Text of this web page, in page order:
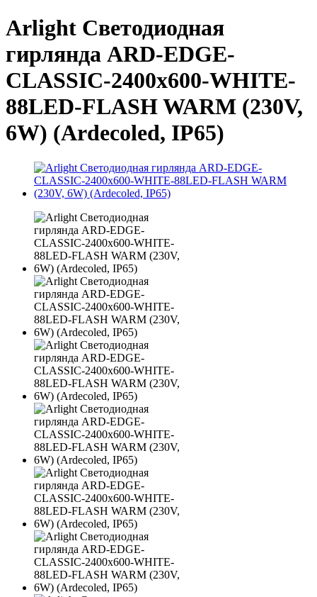
Arlight Светодиодная
гирлянда ARD-EDGE-
CLASSIC-2400x600-WHITE-
88LED-FLASH WARM (230V,
6W) (Ardecoled, IP65)